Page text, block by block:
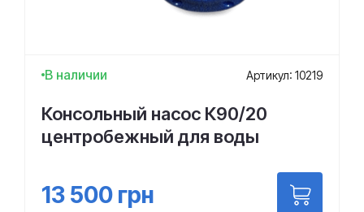
В наличии Артикул: 10219
Консольный насос К90/20
центробежный для воды
13 500 грн